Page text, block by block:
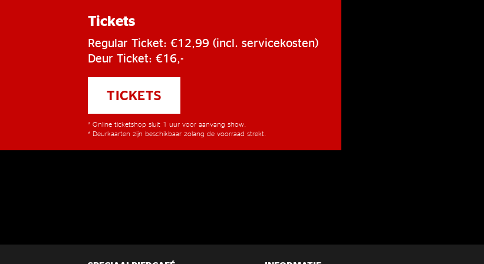
Tickets
Regular Ticket: €12,99 (incl. servicekosten)
Deur Ticket: €16,-
TICKETS
* Online ticketshop sluit 1 uur voor aanvang show.
* Deurkaarten zijn beschikbaar zolang de voorraad strekt.